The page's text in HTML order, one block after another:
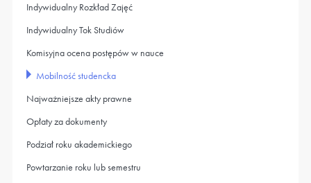
Indywidualny Rozkład Zajęć
Indywidualny Tok Studiów
Komisyjna ocena postępów w nauce
Mobilność studencka
Najważniejsze akty prawne
Opłaty za dokumenty
Podział roku akademickiego
Powtarzanie roku lub semestru